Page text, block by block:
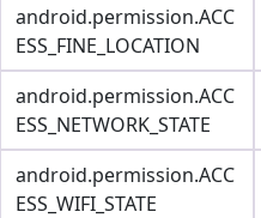
android.permission.ACC
ESS_FINE_LOCATION
android.permission.ACC
ESS_NETWORK_STATE
android.permission.ACC
ESS_WIFI_STATE